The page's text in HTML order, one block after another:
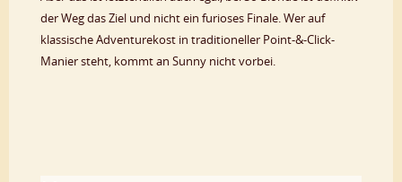
der Weg das Ziel und nicht ein furioses Finale. Wer auf
klassische Adventurekost in traditioneller Point-&-Click-
Manier steht, kommt an Sunny nicht vorbei.